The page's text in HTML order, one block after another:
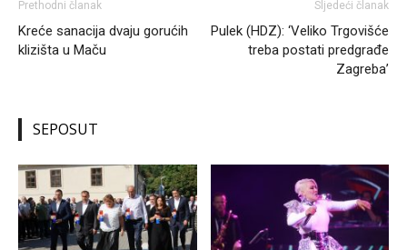
Prethodni članak
Kreće sanacija dvaju gorućih
klizišta u Maču
Sljedeći članak
Pulek (HDZ): ‘Veliko Trgovišće
treba postati predgrađe
Zagreba’
SEPOSUT